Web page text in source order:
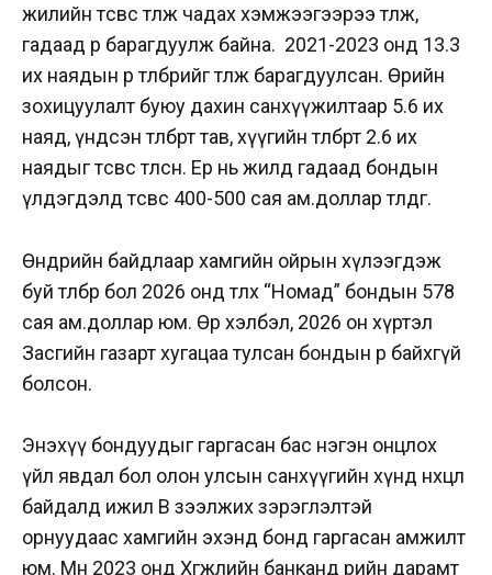
жилийн төсвөөс төлж чадах хэмжээгээрээ төлж,
гадаад өрөө барагдуулж байна. 2021-2023 онд 13.3
их наядын өр төлбөрийг төлж барагдуулсан. Өрийн
зохицуулалт буюу дахин санхүүжилтаар 5.6 их
наяд, үндсэн төлбөрт тав, хүүгийн төлбөрт 2.6 их
наядыг төсвөөс төлсөн. Ер нь жилд гадаад бондын
үлдэгдэлд төсвөөс 400-500 сая ам.доллар төлдөг.
Өнөөдрийн байдлаар хамгийн ойрын хүлээгдэж
буй төлбөр бол 2026 онд төлөх “Номад” бондын 578
сая ам.доллар юм. Өөрөө хэлбэл, 2026 он хүртэл
Засгийн газарт хугацаа тулсан бондын өр байхгүй
болсон.
Энэхүү бондуудыг гаргасан бас нэгэн онцлох
үйл явдал бол олон улсын санхүүгийн хүнд нөхцөл
байдалд ижил В зээлжих зэрэглэлтэй
орнуудаас хамгийн эхэнд бонд гаргасан амжилт
юм. Мөн 2023 онд Хөгжлийн банканд өрийн дарамт